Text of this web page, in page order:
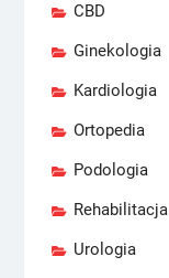
CBD
Ginekologia
Kardiologia
Ortopedia
Podologia
Rehabilitacja
Urologia